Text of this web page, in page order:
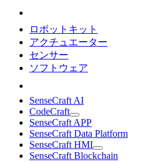
ロボットキット
アクチュエーター
センサー
ソフトウェア
SenseCraft AI
CodeCraft
SenseCraft APP
SenseCraft Data Platform
SenseCraft HMI
SenseCraft Blockchain